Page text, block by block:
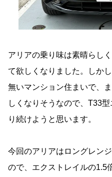
アリアの乗り味は素晴らし
て欲しくなりました。しか
無いマンション住まいで、
しくなりそうなので、T33
り続けようと思います。
今回のアリアはロングレン
ので、エクストレイルの1.5